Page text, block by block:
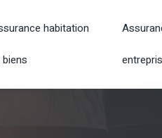
habitation